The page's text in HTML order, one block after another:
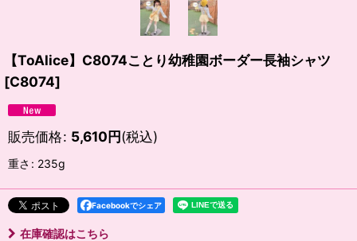
【ToAlice】C8074ことり幼稚園ボーダー長袖シャツ
[C8074]
販売価格: 5,610円(税込)
重さ : 235g
Facebookでシェア
在庫確認はこちら